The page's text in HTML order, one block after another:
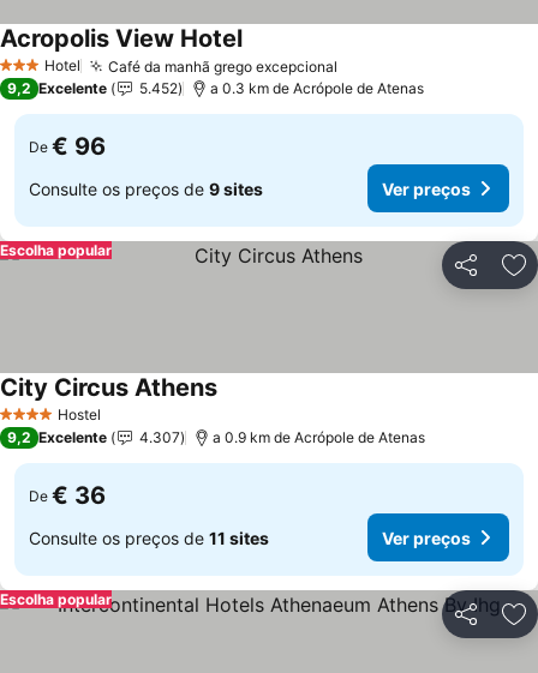
3 EstrelasHotel Café da manhã grego excepcional
Acropolis View Hotel
9,2 Excelente 5.452 a 0.3 km de Acrópole de Atenas
De € 96
Consulte os preços de 9 sites Ver preços
Partilhar
Escolha popular
4 EstrelasHostel
City Circus Athens
9,2 Excelente 4.307 a 0.9 km de Acrópole de Atenas
De € 36
Consulte os preços de 11 sites Ver preços
Partilhar
Escolha popular